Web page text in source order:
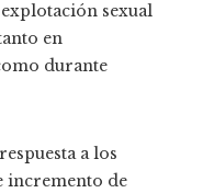
sexual
en
durante
a los
incremento de